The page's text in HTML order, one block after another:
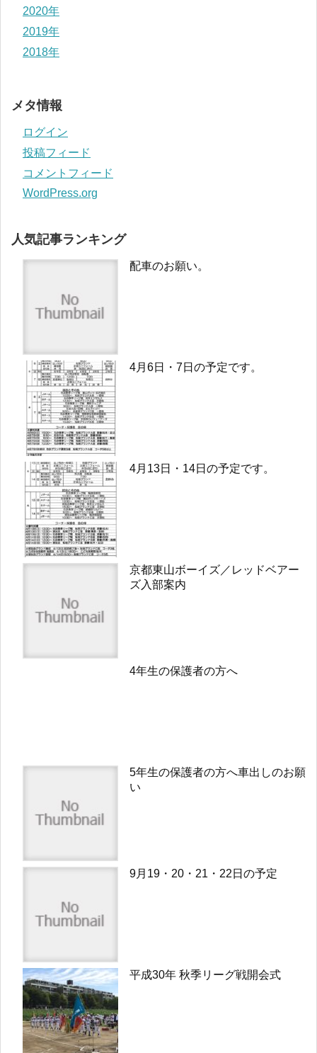
2020年
2019年
2018年
メタ情報
ログイン
投稿フィード
コメントフィード
WordPress.org
人気記事ランキング
配車のお願い。
4月6日・7日の予定です。
4月13日・14日の予定です。
京都東山ボーイズ／レッドベアー
ズ入部案内
4年生の保護者の方へ
5年生の保護者の方へ車出しのお願
い
9月19・20・21・22日の予定
平成30年 秋季リーグ戦開会式